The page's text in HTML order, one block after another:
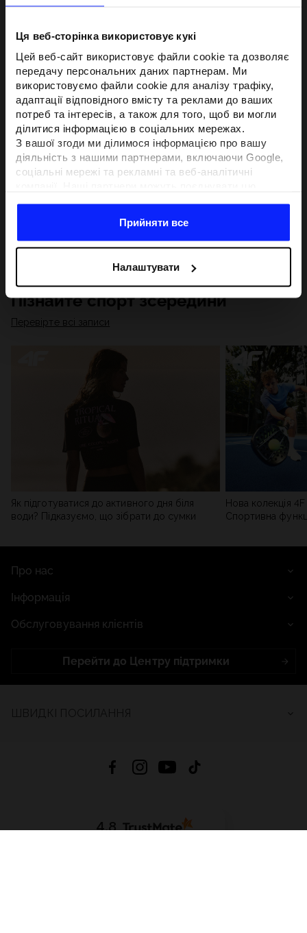
Ця веб-сторінка використовує кукі
Цей веб-сайт використовує файли cookie та дозволяє
передачу персональних даних партнерам. Ми
використовуємо файли cookie для аналізу трафіку,
адаптації відповідного вмісту та реклами до ваших
потреб та інтересів, а також для того, щоб ви могли
ділитися інформацією в соціальних мережах.
З вашої згоди ми ділимося інформацією про вашу
діяльність з нашими партнерами, включаючи Google,
соціальні мережі та рекламні та веб-аналітичні
отримують у результаті використання вами їхніх
послуг.З вашої згоди ми також можемо ділитися
з метою націлювання та покращення відображення
відповідної онлайн-реклами, проведення аналітики,
відповідності вмісту та вдосконалення рішень, які
пропонують наші партнери (наприклад, соціальні
мережі). Детальну інформацію можна знайти в нашій
та в розділі «Деталі».
Прийняти все
Налаштувати
Пізнайте спорт зсередини
Перевірте всі записи
Як підготуватися до активного дня біля
води? Підказуємо, що зібрати до сумки
Нова колекція
Спортивна
Про нас
Інформація
Обслуговування клієнтів
Перейти до Центру підтримки
4.8